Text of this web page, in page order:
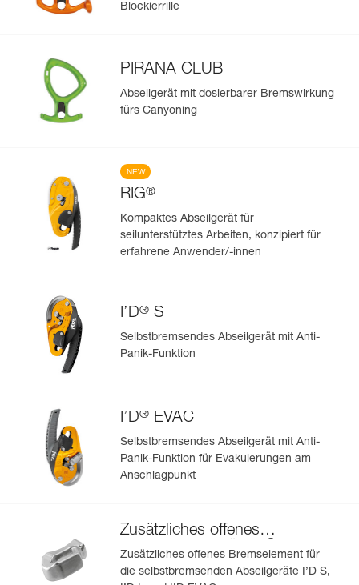
Blockierrille
PIRANA CLUB
Abseilgerät mit dosierbarer Bremswirkung
fürs Canyoning
NEW
RIG®
Kompaktes Abseilgerät für
seilunterstütztes Arbeiten, konzipiert für
erfahrene Anwender/-innen
I’D® S
Selbstbremsendes Abseilgerät mit Anti-
Panik-Funktion
I’D® EVAC
Selbstbremsendes Abseilgerät mit Anti-
Panik-Funktion für Evakuierungen am
Anschlagpunkt
Zusätzliches offenes
Bremselement für I'D
Zusätzliches offenes Bremselement für
die selbstbremsenden Abseilgeräte I’D S,